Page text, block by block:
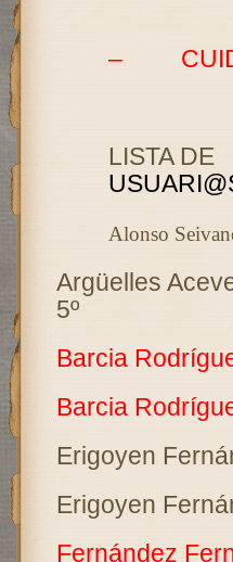
–
LISTA DE
Alonso
Argüelles
5º
Barcia
Barcia
Erigoyen
Erigoyen
Fernández